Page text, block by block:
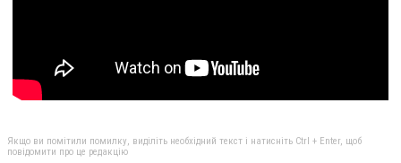
Якщо ви помітили помилку, виділіть необхідний текст і натисніть Ctrl + Enter, щоб
повідомити про це редакцію